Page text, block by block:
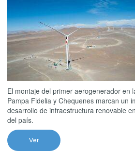
El montaje del primer aerogenerador en
Pampa Fidelia y Chequenes marcan un
desarrollo de infraestructura renovable
del país.
Ver